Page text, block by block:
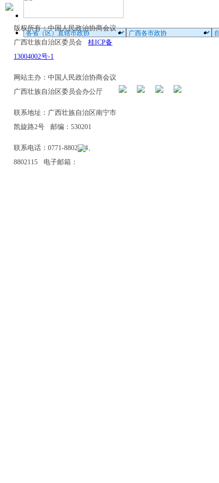
版权所有：中国人民政治协商会议
广西壮族自治区委员会 桂ICP备
13004002号-1
网站主办：中国人民政治协商会议
广西壮族自治区委员会办公厅
联系地址：广西壮族自治区南宁市
凯旋路2号 邮编：530201
联系电话：0771-8802114、
8802115 电子邮箱：